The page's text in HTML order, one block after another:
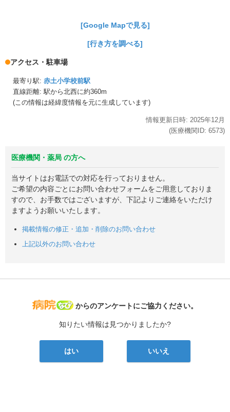
[Google Mapで見る]
[行き方を調べる]
アクセス・駐車場
最寄り駅: 赤土小学校前駅
直線距離: 駅から北西に約360m
(この情報は経緯度情報を元に生成しています)
情報更新日時: 2025年12月
(医療機関ID: 6573)
医療機関・薬局 の方へ
当サイトはお電話での対応を行っておりません。
ご希望の内容ごとにお問い合わせフォームをご用意しておりま
すので、お手数ではございますが、下記よりご連絡をいただけ
ますようお願いいたします。
掲載情報の修正・追加・削除のお問い合わせ
上記以外のお問い合わせ
病院なび
からのアンケートにご協力ください。
知りたい情報は見つかりましたか?
はい いいえ